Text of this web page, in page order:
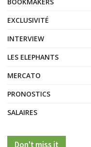
BOOKMAKERS
EXCLUSIVITÉ
INTERVIEW
LES ELEPHANTS
MERCATO
PRONOSTICS
SALAIRES
Don't miss it